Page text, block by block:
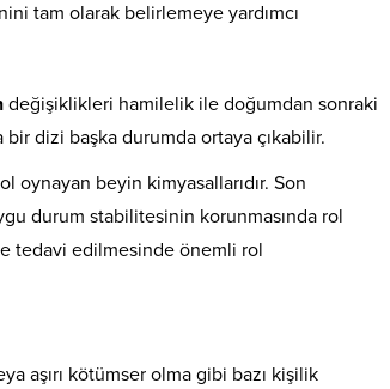
tam olarak belirlemeye yardımcı
değişiklikleri hamilelik ile doğumdan sonraki
dizi başka durumda ortaya çıkabilir.
beyin kimyasallarıdır. Son
durum stabilitesinin korunmasında rol
tedavi edilmesinde önemli rol
aşırı kötümser olma gibi bazı kişilik